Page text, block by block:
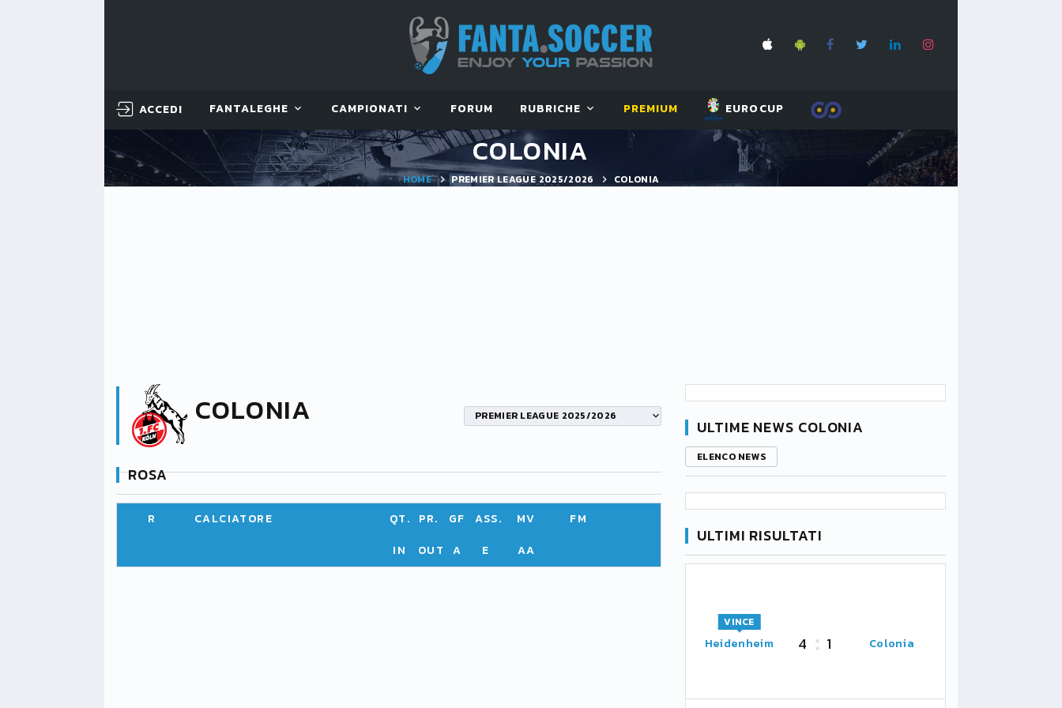
ACCEDI FANTALEGHE CAMPIONATI FORUM RUBRICHE PREMIUM EUROCUP
COLONIA
HOME PREMIER LEAGUE 2025/2026 COLONIA
COLONIA PREMIER LEAGUE 2025/2026
ROSA
R CALCIATORE QT. PR. GF ASS. MV
FM
IN
OUT A E AA
ULTIME NEWS COLONIA
ELENCO NEWS
ULTIMI RISULTATI
Heidenheim
VINCE
4 1 Colonia